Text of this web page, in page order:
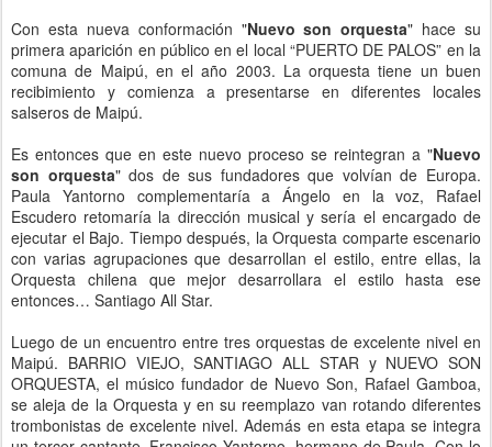
Con esta nueva conformación "Nuevo son orquesta" hace su
primera aparición en público en el local “PUERTO DE PALOS” en la
comuna de Maipú, en el año 2003. La orquesta tiene un buen
recibimiento y comienza a presentarse en diferentes locales
salseros de Maipú.
Es entonces que en este nuevo proceso se reintegran a "Nuevo
son orquesta"dos de sus fundadores que volvían de Europa.
Paula Yantorno complementaría a Ángelo en la voz, Rafael
Escudero retomaría la dirección musical y sería el encargado de
ejecutar el Bajo. Tiempo después, la Orquesta comparte escenario
con varias agrupaciones que desarrollan el estilo, entre ellas, la
Orquesta chilena que mejor desarrollara el estilo hasta ese
entonces… Santiago All Star.
Luego de un encuentro entre tres orquestas de excelente nivel en
Maipú. BARRIO VIEJO, SANTIAGO ALL STAR y NUEVO SON
ORQUESTA, el músico fundador de Nuevo Son, Rafael Gamboa,
se aleja de la Orquesta y en su reemplazo van rotando diferentes
trombonistas de excelente nivel. Además en esta etapa se integra